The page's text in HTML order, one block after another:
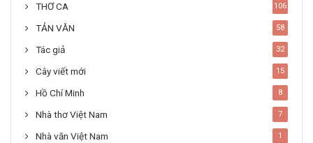
THƠ CA 106
TẢN VĂN 58
Tác giả 32
Cây viết mới 15
Hồ Chí Minh 8
Nhà thơ Việt Nam 7
Nhà văn Việt Nam 1